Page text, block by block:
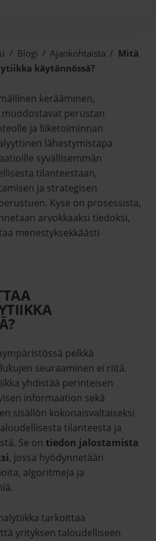
/ Blogi / Ajankohtaista / Mitä
käytännössä?
kerääminen,
perustan
ja liiketoiminnan
lähestymistapa
syvällisemmän
tilanteestaan,
ja strategisen
Kyse on prosessista,
arvokkaaksi tiedoksi,
menestyksekkäästi
pelkkä
seuraaminen ei riitä.
yhdistää perinteisen
informaation sekä
sisällön kokonaisvaltaiseksi
tilanteesta ja
Se on tiedon jalostamista
, jossa hyödynnetään
algoritmeja ja
tarkoittaa
yrityksen taloudelliseen